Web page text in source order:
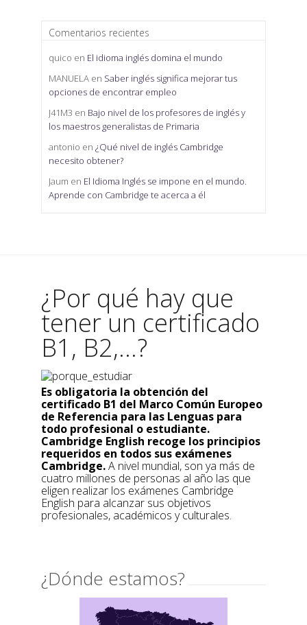
Comentarios recientes
quico en El idioma inglés domina el mundo
MANUELA en Saber inglés significa mejorar tus
opciones de encontrar empleo
J41M3 en Bajo nivel de los profesores de inglés y
los maestros generalistas de Primaria
antonio en ¿Qué nivel de inglés Cambridge
necesito obtener?
Jaum en El Idioma Inglés se impone en el mundo.
Aprende con Cambridge te acerca a él
¿Por qué hay que
tener un certificado
B1, B2,...?
Es obligatoria la obtención del
certificado B1 del Marco Común Europeo
de Referencia para las Lenguas para
todo profesional o estudiante.
Cambridge English recoge los principios
requeridos en todos sus exámenes
Cambridge.A nivel mundial, son ya más de
cuatro millones de personas al año las que
eligen realizar los exámenes Cambridge
English para alcanzar sus objetivos
profesionales, académicos y culturales.
¿Dónde estamos?